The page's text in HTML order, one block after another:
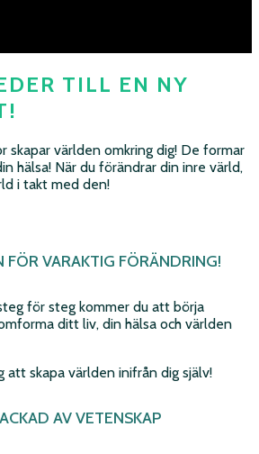
TILL EN NY
skapar världen omkring dig! De formar
hälsa! När du förändrar din inre värld,
i takt med den!
FÖR VARAKTIG FÖRÄNDRING!
för steg kommer du att börja
ditt liv, din hälsa och världen
att skapa världen inifrån dig själv!
AV VETENSKAP